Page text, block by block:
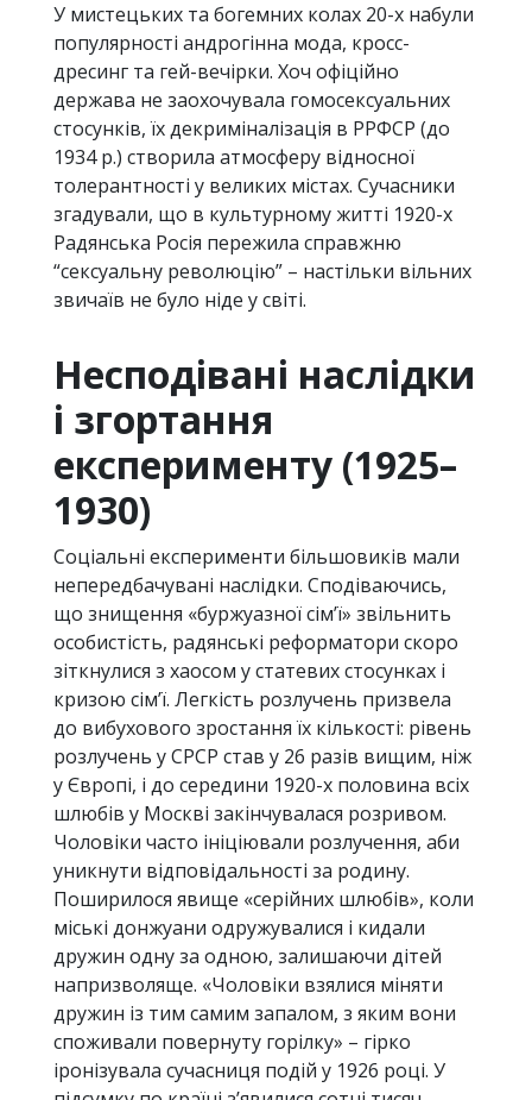
У мистецьких та богемних колах 20-х набули
популярності андрогінна мода, кросс-
дресинг та гей-вечірки. Хоч офіційно
держава не заохочувала гомосексуальних
стосунків, їх декриміналізація в РРФСР (до
1934 р.) створила атмосферу відносної
толерантності у великих містах. Сучасники
згадували, що в культурному житті 1920-х
Радянська Росія пережила справжню
“сексуальну революцію” – настільки вільних
звичаїв не було ніде у світі.
Несподівані наслідки
і згортання
експерименту (1925–
1930)
Соціальні експерименти більшовиків мали
непередбачувані наслідки. Сподіваючись,
що знищення «буржуазної сім’ї» звільнить
особистість, радянські реформатори скоро
зіткнулися з хаосом у статевих стосунках і
кризою сім’ї. Легкість розлучень призвела
до вибухового зростання їх кількості: рівень
розлучень у СРСР став у 26 разів вищим, ніж
у Європі, і до середини 1920-х половина всіх
шлюбів у Москві закінчувалася розривом.
Чоловіки часто ініціювали розлучення, аби
уникнути відповідальності за родину.
Поширилося явище «серійних шлюбів», коли
міські донжуани одружувалися і кидали
дружин одну за одною, залишаючи дітей
напризволяще. «Чоловіки взялися міняти
дружин із тим самим запалом, з яким вони
споживали повернуту горілку» – гірко
іронізувала сучасниця подій у 1926 році. У